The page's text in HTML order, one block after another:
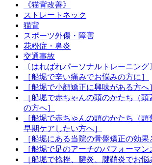
《猫背改善》
ストレートネック
猫背
スポーツ外傷・障害
花粉症・鼻炎
交通事故
〔はればれパーソナルトレーニング
［船堀で辛い痛みでお悩みの方に］
［船堀で小顔矯正に興味がある方へ
［船堀で赤ちゃんの頭のかたち（
の方へ］
［船堀で赤ちゃんの頭のかたち（頭
早期ケアしたい方へ］
［船堀にある当院の骨盤矯正の効果
［船堀で足のアーチのパフォーマン
［船堀で捻挫、腱炎、腱鞘炎でお悩